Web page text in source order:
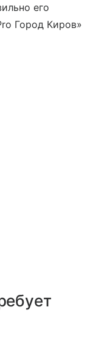
его
Город Киров»